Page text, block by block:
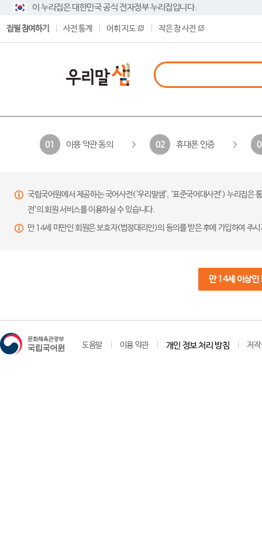
이 누리집은 대한민국 공식 전자정부 누리집입니다.
집필 참여하기 사전 통계 어휘 지도 작은 창 사전
01 이용 약관 동의 02 휴대폰 인증
국립국어원에서 제공하는 국어사전(‘우리말샘’, ‘표준국어대사전’) 누리집
전’의 회원 서비스를 이용하실 수 있습니다.
만 14세 미만인 회원은 보호자(법정대리인)의 동의를 받은 후에 가입하여 주
만 14세 이상인
도움말 이용 약관 개인 정보 처리 방침 저